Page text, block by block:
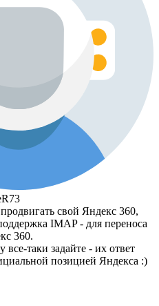
свой Яндекс 360,
IMAP - для переноса
360.
таки задайте - их ответ
позицией Яндекса :)